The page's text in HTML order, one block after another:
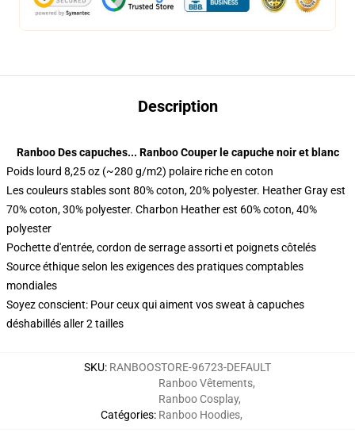
Description
Ranboo Des capuches... Ranboo Couper le capuche noir et blanc
Poids lourd 8,25 oz (~280 g/m2) polaire riche en coton
Les couleurs stables sont 80% coton, 20% polyester. Heather Gray est
70% coton, 30% polyester. Charbon Heather est 60% coton, 40%
polyester
Pochette d'entrée, cordon de serrage assorti et poignets côtelés
Source éthique selon les exigences des pratiques comptables
mondiales
Soyez conscient: Pour ceux qui aiment vos sweat à capuches
déshabillés aller 2 tailles
SKU: RANBOOSTORE-96723-DEFAULT
Catégories:
Ranboo Vêtements,
Ranboo Cosplay,
Ranboo Hoodies,